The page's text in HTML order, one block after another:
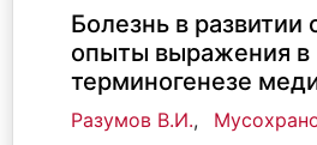
Болезнь в развитии
опыты выражения в
терминогенезе
Разумов В.И.,